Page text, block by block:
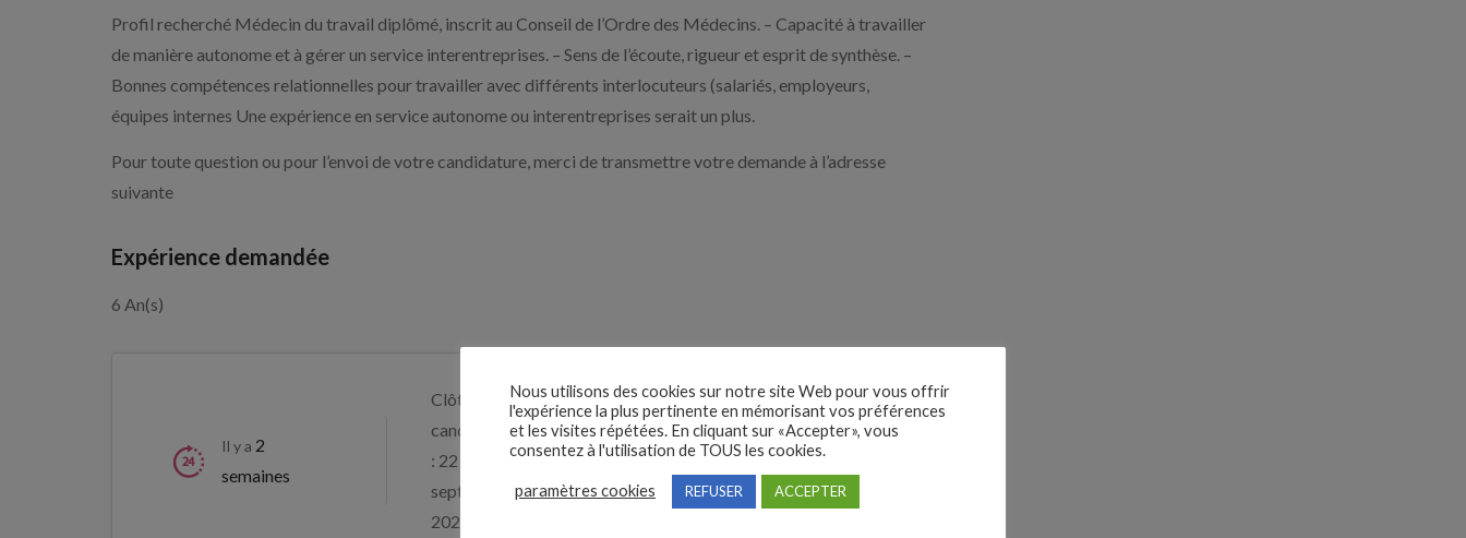
Profil recherché Médecin du travail diplômé, inscrit au Conseil de l’Ordre des Médecins. – Capacité à travailler
de manière autonome et à gérer un service interentreprises. – Sens de l’écoute, rigueur et esprit de synthèse. –
Bonnes compétences relationnelles pour travailler avec différents interlocuteurs (salariés, employeurs,
équipes internes Une expérience en service autonome ou interentreprises serait un plus.
Pour toute question ou pour l’envoi de votre candidature, merci de transmettre votre demande à l’adresse
suivante
Expérience demandée
6 An(s)
Il y a 2
semaines
Clôture des
candidatures
: 22
septembre
2026
Je postule
Nous utilisons des cookies sur notre site Web pour vous offrir
l'expérience la plus pertinente en mémorisant vos préférences
et les visites répétées. En cliquant sur «Accepter», vous
consentez à l'utilisation de TOUS les cookies.
paramètres cookies REFUSER ACCEPTER